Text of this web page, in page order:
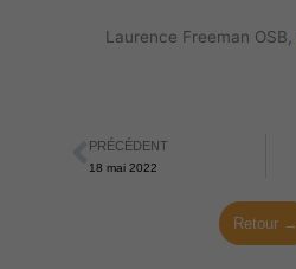
Laurence Freeman OSB,
Précédent
PRÉCÉDENT
18 mai 2022
Retour →